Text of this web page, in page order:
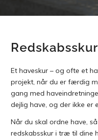
Et haveskur – og ofte et
projekt, når du er færdig
gang med
dejlig have, og der ikke er
Når du skal ordne have,
redskabsskur i træ til dine